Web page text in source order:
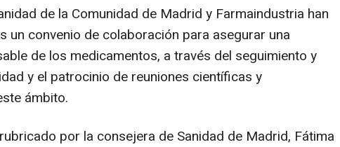
de la Comunidad de Madrid y Farmaindustria han
un convenio de colaboración para asegurar una
de los medicamentos, a través del seguimiento y
y el patrocinio de reuniones científicas y
ámbito.
por la consejera de Sanidad de Madrid, Fátima